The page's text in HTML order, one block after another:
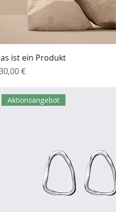
ist ein Produkt
€
Aktionsangebot